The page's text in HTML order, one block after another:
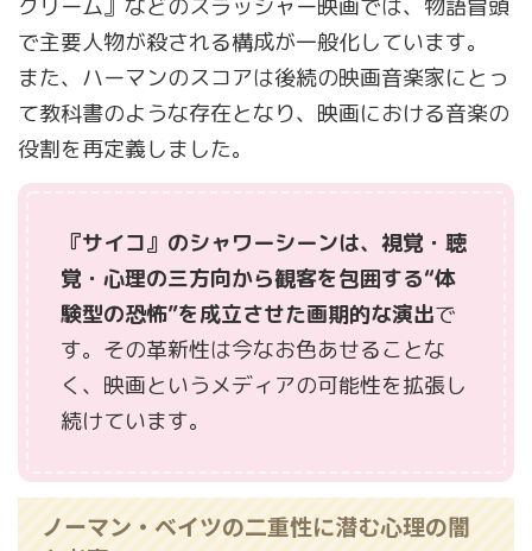
クリーム』などのスラッシャー映画では、物語冒頭
で主要人物が殺される構成が一般化しています。
また、ハーマンのスコアは後続の映画音楽家にとっ
て教科書のような存在となり、映画における音楽の
役割を再定義しました。
『サイコ』のシャワーシーンは、視覚・聴
覚・心理の三方向から観客を包囲する“体
験型の恐怖”を成立させた画期的な演出で
す。その革新性は今なお色あせることな
く、映画というメディアの可能性を拡張し
続けています。
ノーマン・ベイツの二重性に潜む心理の闇